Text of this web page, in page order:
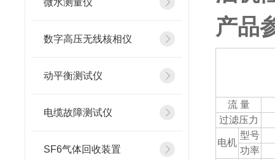
微水测量仪
数字高压无线核相仪
动平衡测试仪
电缆故障测试仪
SF6气体回收装置
产品
流 量
过滤压力
电机
型号
功率